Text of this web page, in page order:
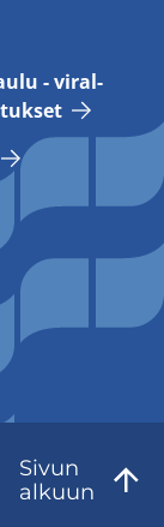
- vi­ral­
Sivun
al­kuun